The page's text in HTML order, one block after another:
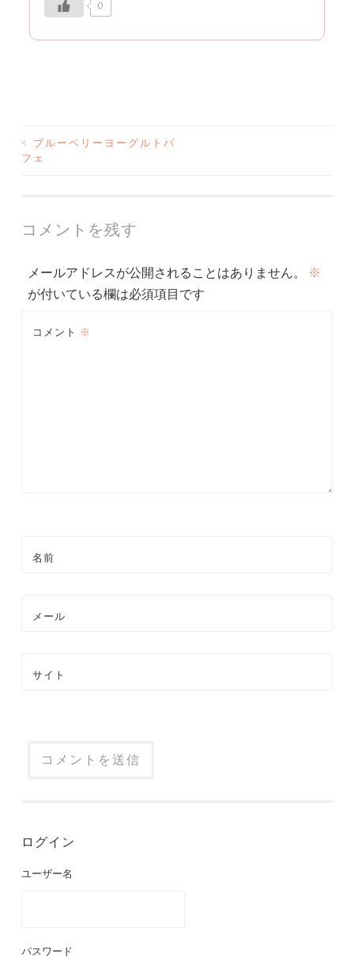
0
投
ゲ
<
ブルーベリーヨーグルトパ
フェ
コメントを残す
メールアドレスが公開されることはありません。
※
が付いている欄は必須項目です
コメント ※
名前
メール
サイト
ログイン
ユーザー名
パスワード